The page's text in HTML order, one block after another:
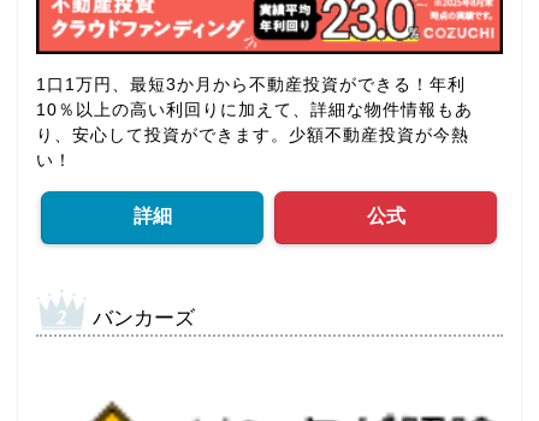
1口1万円、最短3か月から不動産投資ができる！年利
10％以上の高い利回りに加えて、詳細な物件情報もあ
り、安心して投資ができます。少額不動産投資が今熱
い！
詳細 公式
バンカーズ